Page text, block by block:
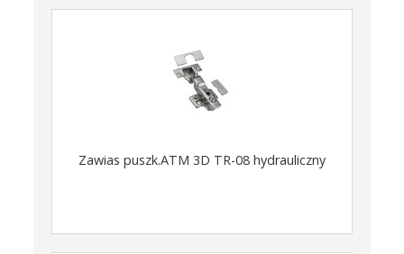
Zawias puszk.ATM 3D TR-08 hydrauliczny